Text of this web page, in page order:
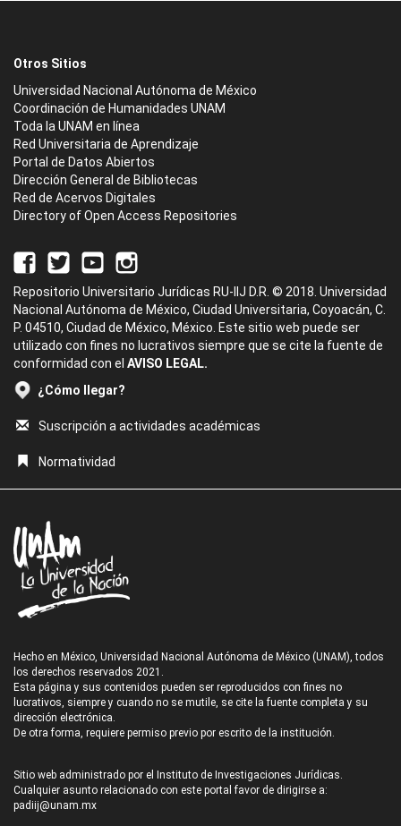
Otros Sitios
Universidad Nacional Autónoma de México
Coordinación de Humanidades UNAM
Toda la UNAM en línea
Red Universitaria de Aprendizaje
Portal de Datos Abiertos
Dirección General de Bibliotecas
Red de Acervos Digitales
Directory of Open Access Repositories
Repositorio Universitario Jurídicas RU-IIJ D.R. © 2018. Universidad
Nacional Autónoma de México, Ciudad Universitaria, Coyoacán, C.
P. 04510, Ciudad de México, México. Este sitio web puede ser
utilizado con fines no lucrativos siempre que se cite la fuente de
conformidad con el AVISO LEGAL.
¿Cómo llegar?
Suscripción a actividades académicas
Normatividad
Hecho en México, Universidad Nacional Autónoma de México (UNAM), todos
los derechos reservados 2021.
Esta página y sus contenidos pueden ser reproducidos con fines no
lucrativos, siempre y cuando no se mutile, se cite la fuente completa y su
dirección electrónica.
De otra forma, requiere permiso previo por escrito de la institución.
Sitio web administrado por el Instituto de Investigaciones Jurídicas.
Cualquier asunto relacionado con este portal favor de dirigirse a:
padiij@unam.mx